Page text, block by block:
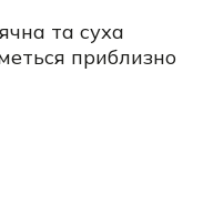
та суха
приблизно